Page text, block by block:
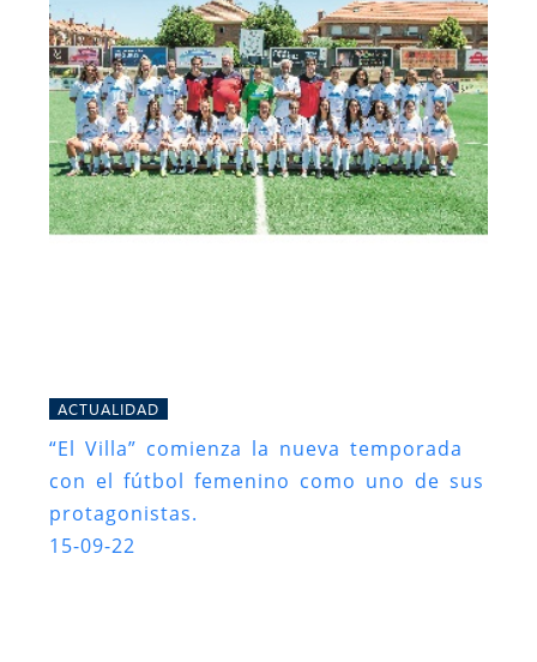
ACTUALIDAD
“El Villa” comienza la nueva temporada
con el fútbol femenino como uno de sus
protagonistas.
15-09-22